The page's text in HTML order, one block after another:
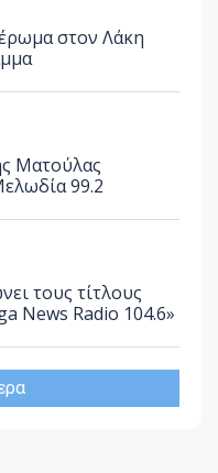
στον Λάκη
Ματούλας
99.2
τους τίτλους
News Radio 104.6»